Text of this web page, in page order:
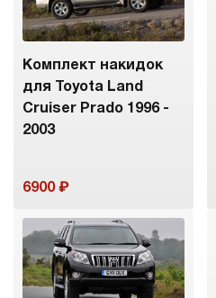
Комплект накидок
для Toyota Land
Cruiser Prado 1996 -
2003
6900